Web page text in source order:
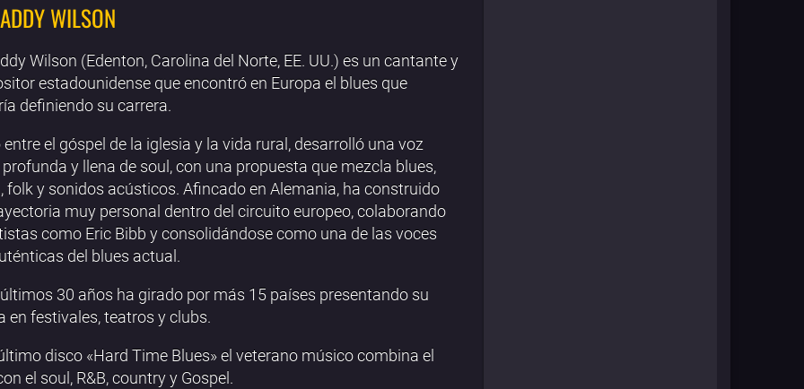
WILSON
Wilson (Edenton, Carolina del Norte, EE. UU.) es un cantante y
estadounidense que encontró en Europa el blues que
definiendo su carrera.
entre el góspel de la iglesia y la vida rural, desarrolló una voz
y llena de soul, con una propuesta que mezcla blues,
folk y sonidos acústicos. Afincado en Alemania, ha construido
muy personal dentro del circuito europeo, colaborando
como Eric Bibb y consolidándose como una de las voces
del blues actual.
30 años ha girado por más 15 países presentando su
en festivales, teatros y clubs.
disco «Hard Time Blues» el veterano músico combina el
el soul, R&B, country y Gospel.